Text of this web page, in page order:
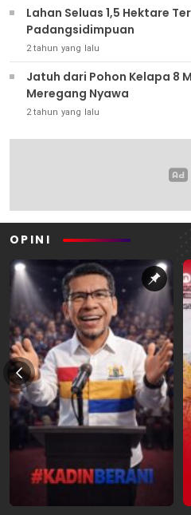
Lahan Seluas 1,5 Hektare
Padangsidimpuan
2 tahun yang lalu
Jatuh dari Pohon Kelapa 8
Meregang Nyawa
2 tahun yang lalu
OPINI